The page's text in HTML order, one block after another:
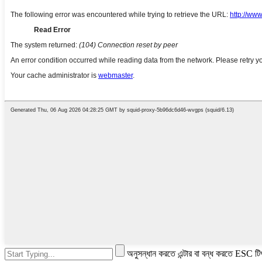
অনুসন্ধান করতে এন্টার বা বন্ধ করতে ESC